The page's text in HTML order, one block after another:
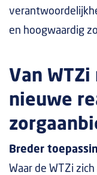
en hoogwaardig
Van WTZi
nieuwe
Breder
Waar de WTZi